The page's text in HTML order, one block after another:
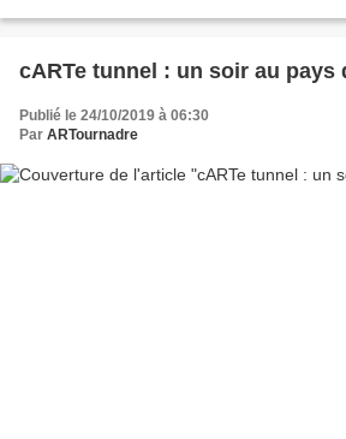
cARTe tunnel : un soir au pays
Publié le 24/10/2019 à 06:30
Par ARTournadre